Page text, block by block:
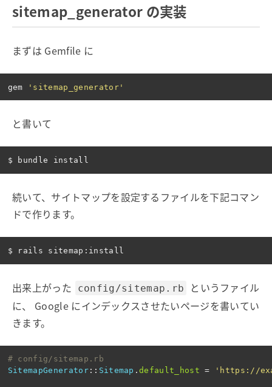
sitemap_generator の実装
まずは Gemfile に
gem 'sitemap_generator'
と書いて
続いて、サイトマップを設定するファイルを下記コマン
ドで作ります。
出来上がった config/sitemap.rb
というファイル
に、 Google にインデックスさせたいページを書いてい
きます。
# config/sitemap.rb
SitemapGenerator:: Sitemap .default_host = 'https://